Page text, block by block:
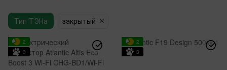
Тип ТЭНа закрытый
2
3
2
3